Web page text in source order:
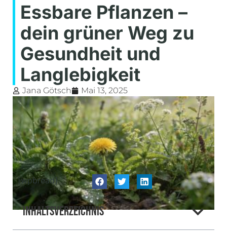
Essbare Pflanzen –
dein grüner Weg zu
Gesundheit und
Langlebigkeit
Jana Götsch Mai 13, 2025
[wpbread]
Inhaltsverzeichnis